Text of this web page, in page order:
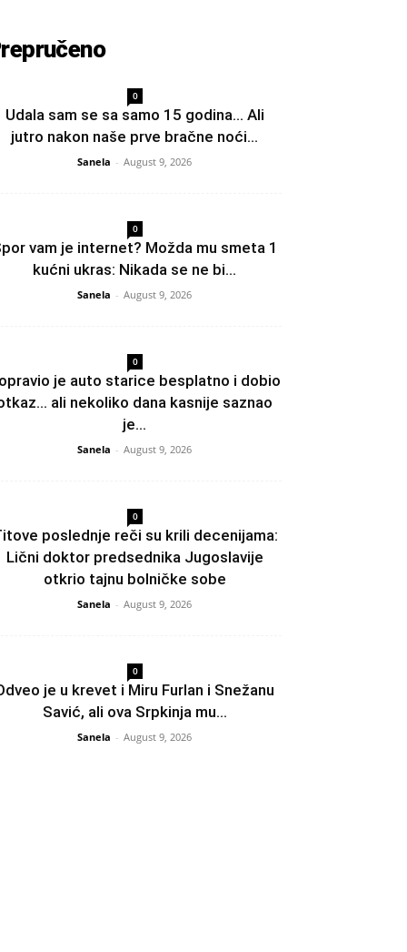
0
Udala sam se sa samo 15 godina… Ali
jutro nakon naše prve bračne noći...
Sanela - August 9, 2026
0
vam je internet? Možda mu smeta 1
kućni ukras: Nikada se ne bi...
Sanela - August 9, 2026
0
je auto starice besplatno i dobio
ali nekoliko dana kasnije saznao
je...
Sanela - August 9, 2026
0
poslednje reči su krili decenijama:
Lični doktor predsednika Jugoslavije
otkrio tajnu bolničke sobe
Sanela - August 9, 2026
0
je u krevet i Miru Furlan i Snežanu
Savić, ali ova Srpkinja mu...
Sanela - August 9, 2026